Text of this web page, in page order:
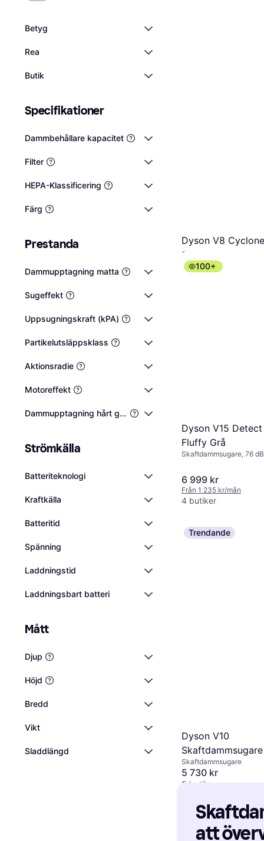
Betyg
Rea
Butik
Specifikationer
Dammbehållare kapacitet
Filter
HEPA-Klassificering
Färg
Prestanda
Dammupptagning matta
Sugeffekt
Uppsugningskraft (kPA)
Partikelutsläppsklass
Aktionsradie
Motoreffekt
Dammupptagning hårt golv
Strömkälla
Batteriteknologi
Kraftkälla
Batteritid
Spänning
Laddningstid
Laddningsbart batteri
Mått
Djup
Höjd
Bredd
Vikt
Sladdlängd
Dyson V8 Cyclone
Skaftdammsugare
Skaftdammsugare
100+
Dyson V15 Detect
Fluffy Grå
Skaftdammsugare, 76 dB
6 999 kr
Från 1 235 kr/mån
4 butiker
Trendande
Dyson V10
Skaftdammsugare
Skaftdammsugare
5 730 kr
5 butiker
att